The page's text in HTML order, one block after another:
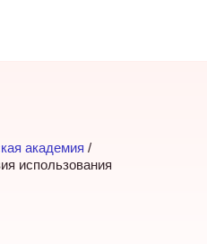
академия /
использования